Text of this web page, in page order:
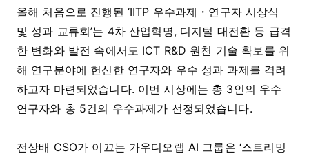
올해 처음으로 진행된 ‘IITP 우수과제・연구자 시상식
및 성과 교류회’는 4차 산업혁명, 디지털 대전환 등 급격
한 변화와 발전 속에서도 ICT R&D 원천 기술 확보를 위
해 연구분야에 헌신한 연구자와 우수 성과 과제를 격려
하고자 마련되었습니다. 이번 시상에는 총 3인의 우수
연구자와 총 5건의 우수과제가 선정되었습니다.
전상배 CSO가 이끄는 가우디오랩 AI 그룹은 ‘스트리밍